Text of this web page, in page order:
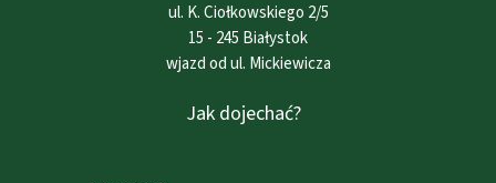
Jak dojechać?
ul. K. Ciołkowskiego 2/5
15 - 245 Białystok
wjazd od ul. Mickiewicza